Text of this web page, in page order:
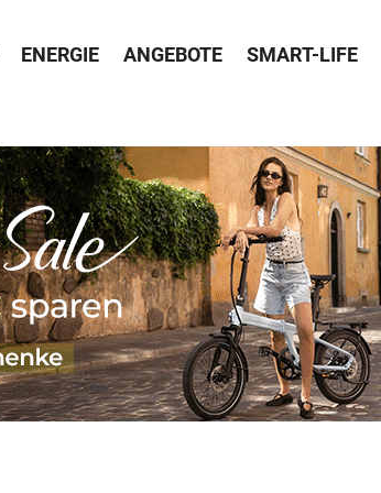
ENERGIE ANGEBOTE SMART-LIFE